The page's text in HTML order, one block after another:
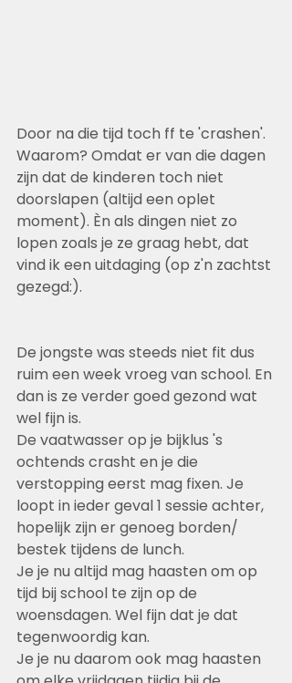
Door na die tijd toch ff te 'crashen'.
Waarom? Omdat er van die dagen
zijn dat de kinderen toch niet
doorslapen (altijd een oplet
moment). Èn als dingen niet zo
lopen zoals je ze graag hebt, dat
vind ik een uitdaging (op z'n zachtst
gezegd:).
De jongste was steeds niet fit dus
ruim een week vroeg van school. En
dan is ze verder goed gezond wat
wel fijn is.
De vaatwasser op je bijklus 's
ochtends crasht en je die
verstopping eerst mag fixen. Je
loopt in ieder geval 1 sessie achter,
hopelijk zijn er genoeg borden/
bestek tijdens de lunch.
Je je nu altijd mag haasten om op
tijd bij school te zijn op de
woensdagen. Wel fijn dat je dat
tegenwoordig kan.
Je je nu daarom ook mag haasten